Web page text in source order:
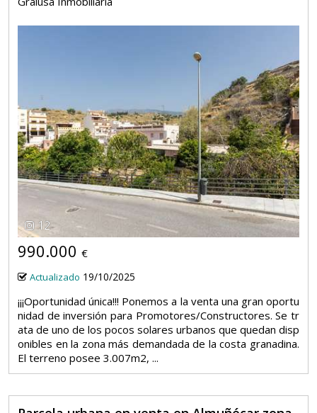
12
990.000 €
Actualizado 19/10/2025
¡¡¡Oportunidad única!!! Ponemos a la venta una gran oportu
nidad de inversión para Promotores/Constructores. Se tr
ata de uno de los pocos solares urbanos que quedan disp
onibles en la zona más demandada de la costa granadina.
El terreno posee 3.007m2, ...